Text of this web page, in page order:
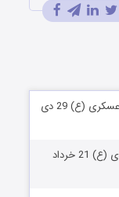
اس ام اس و پیامک تبریک ولادت امام حسن عسکری (ع) 29 دی
اس ام اس و پیامک تبریک ولادت حضرت مهدی (ع) 21 خرداد